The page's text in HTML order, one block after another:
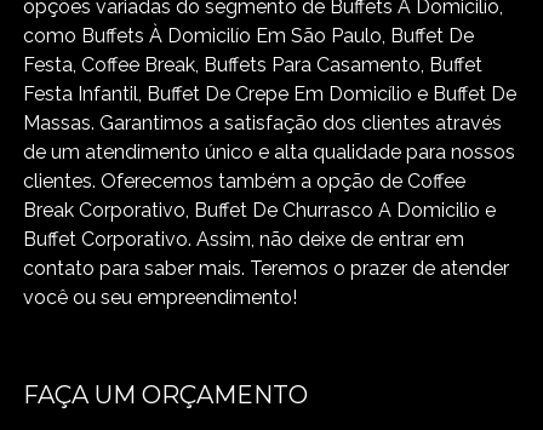
opções variadas do segmento de Buffets À Domicilío,
como Buffets À Domicilío Em São Paulo, Buffet De
Festa, Coffee Break, Buffets Para Casamento, Buffet
Festa Infantil, Buffet De Crepe Em Domicílio e Buffet De
Massas. Garantimos a satisfação dos clientes através
de um atendimento único e alta qualidade para nossos
clientes. Oferecemos também a opção de Coffee
Break Corporativo, Buffet De Churrasco A Domicilio e
Buffet Corporativo. Assim, não deixe de entrar em
contato para saber mais. Teremos o prazer de atender
você ou seu empreendimento!
FAÇA UM ORÇAMENTO